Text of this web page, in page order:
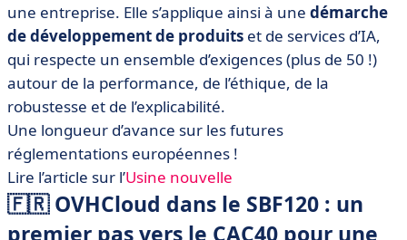
une entreprise. Elle s’applique ainsi à une démarche
de développement de produits et de services d’IA,
qui respecte un ensemble d’exigences (plus de 50 !)
autour de la performance, de l’éthique, de la
robustesse et de l’explicabilité.
Une longueur d’avance sur les futures
réglementations européennes !
Lire l’article sur l’Usine nouvelle
🇫🇷 OVHCloud dans le SBF120 : un
premier pas vers le CAC40 pour une